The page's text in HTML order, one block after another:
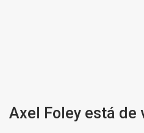
Axel Foley está de